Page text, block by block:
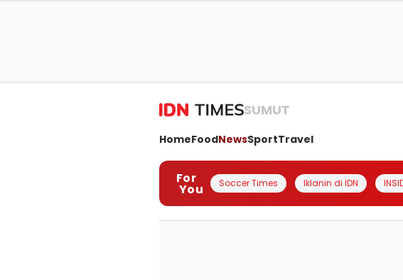
SUMUT
HomeFoodNewsSportTravel
For
You Soccer Times Iklanin di IDN